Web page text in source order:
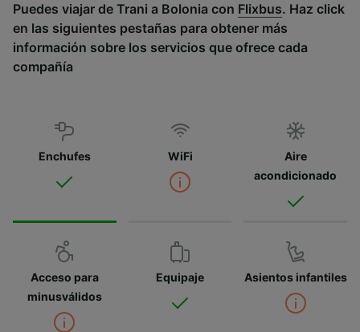
Puedes viajar de Trani a Bolonia con Flixbus. Haz click
en las siguientes pestañas para obtener más
información sobre los servicios que ofrece cada
compañía
Enchufes WiFi
Aire
acondicionado
Acceso para
minusválidos
Equipaje Asientos infantiles